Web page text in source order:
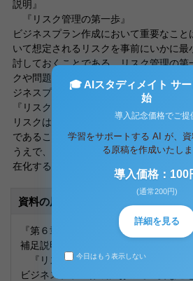
説明』
『リスク管理の第一歩』
ビジネスプラン作成において重要なこ
いて想定されるリスクを事前にいかに最
討しておくことである。リスク管理の第
クや問題点を事前に可能な限り抽出し
ジネスプランの中に織り込むことから始
『リスクの正体』
リスクは、事業をはじめることそのもの
であることから必然的に伴うものである
うえで、事前に置いた前提が崩れると
在化するといえるでしょう。例えば、業界
資料の原本内容
『第６章ベンチャーのビジネスプラン
補足説明』
『リスク管理の第一歩』
ビジネスプラン作成において重要なこ
🎓 AIスタディメイト サー
始
導入記念価格でご提
学習をサポートする AI が、
る原稿を作成いたしま
導入価格：100
(通常200円)
詳細を見る
今日はもう表示しない